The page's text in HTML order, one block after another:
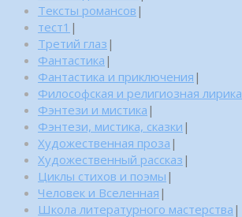
Тексты романсов |
тест1 |
Третий глаз |
Фантастика |
Фантастика и приключения |
Философская и религиозная лирика
Фэнтези и мистика |
Фэнтези, мистика, сказки |
Художественная проза |
Художественный рассказ |
Циклы стихов и поэмы |
Человек и Вселенная |
Школа литературного мастерства |